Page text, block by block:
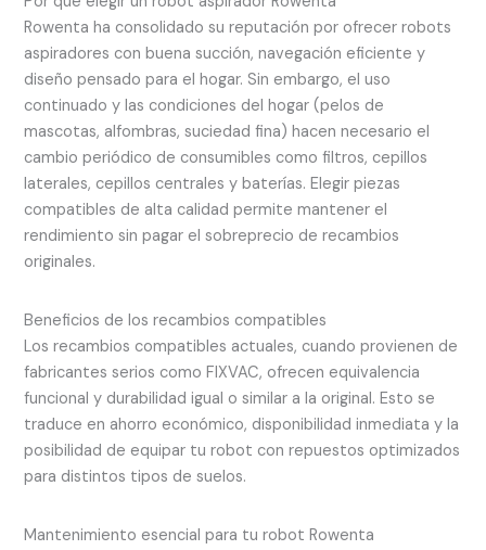
Rowenta ha consolidado su reputación por ofrecer robots
aspiradores con buena succión, navegación eficiente y
diseño pensado para el hogar. Sin embargo, el uso
continuado y las condiciones del hogar (pelos de
mascotas, alfombras, suciedad fina) hacen necesario el
cambio periódico de consumibles como filtros, cepillos
laterales, cepillos centrales y baterías. Elegir piezas
compatibles de alta calidad permite mantener el
rendimiento sin pagar el sobreprecio de recambios
originales.
Beneficios de los recambios compatibles
Los recambios compatibles actuales, cuando provienen de
fabricantes serios como FIXVAC, ofrecen equivalencia
funcional y durabilidad igual o similar a la original. Esto se
traduce en ahorro económico, disponibilidad inmediata y la
posibilidad de equipar tu robot con repuestos optimizados
para distintos tipos de suelos.
Mantenimiento esencial para tu robot Rowenta